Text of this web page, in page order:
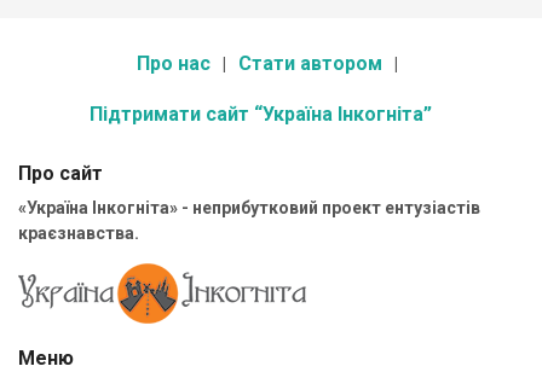
Про нас Стати автором
Підтримати сайт “Україна Інкогніта”
Про сайт
«Україна Інкогніта» - неприбутковий проект ентузіастів
краєзнавства.
Меню